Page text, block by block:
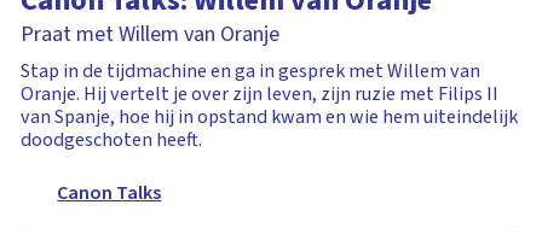
Praat met Willem van Oranje
Stap in de tijdmachine en ga in gesprek met Willem van
Oranje. Hij vertelt je over zijn leven, zijn ruzie met Filips II
van Spanje, hoe hij in opstand kwam en wie hem uiteindelijk
doodgeschoten heeft.
Canon Talks